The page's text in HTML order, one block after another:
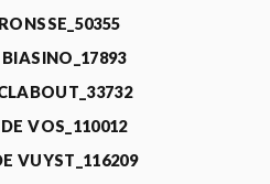
VOS_110012
VUYST_116209